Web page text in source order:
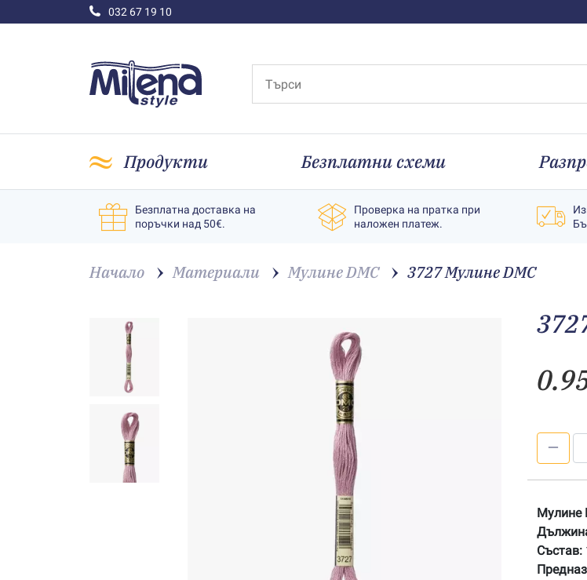
032 67 19 10
Продукти Безплатни схеми
Безплатна доставка на
поръчки над 50€.
Проверка на пратка при
наложен платеж.
Начало Материали Мулине DMC 3727 Мулине DMC
Мулине
DMC
Мулине
Състав: